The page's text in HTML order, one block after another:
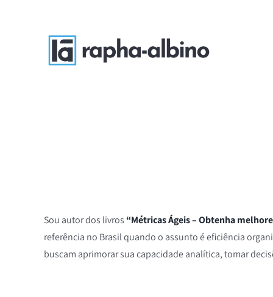
Sou autor dos livros “Métricas Ágeis – Obtenha
referência no Brasil quando o assunto é eficiência
buscam aprimorar sua capacidade analítica, tomar